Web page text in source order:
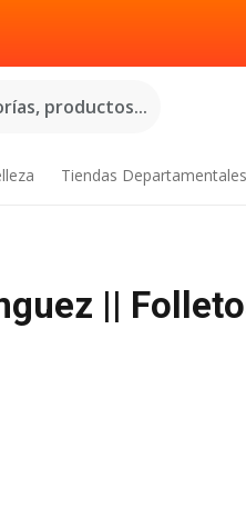
productos...
Tiendas Departamentales
||